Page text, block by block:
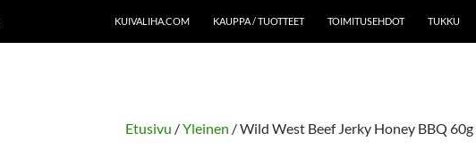
KUIVALIHA.COM KAUPPA / TUOTTEET TOIMITUSEHDOT TUKKU
Etusivu /Yleinen / Wild West Beef Jerky Honey BBQ 60g